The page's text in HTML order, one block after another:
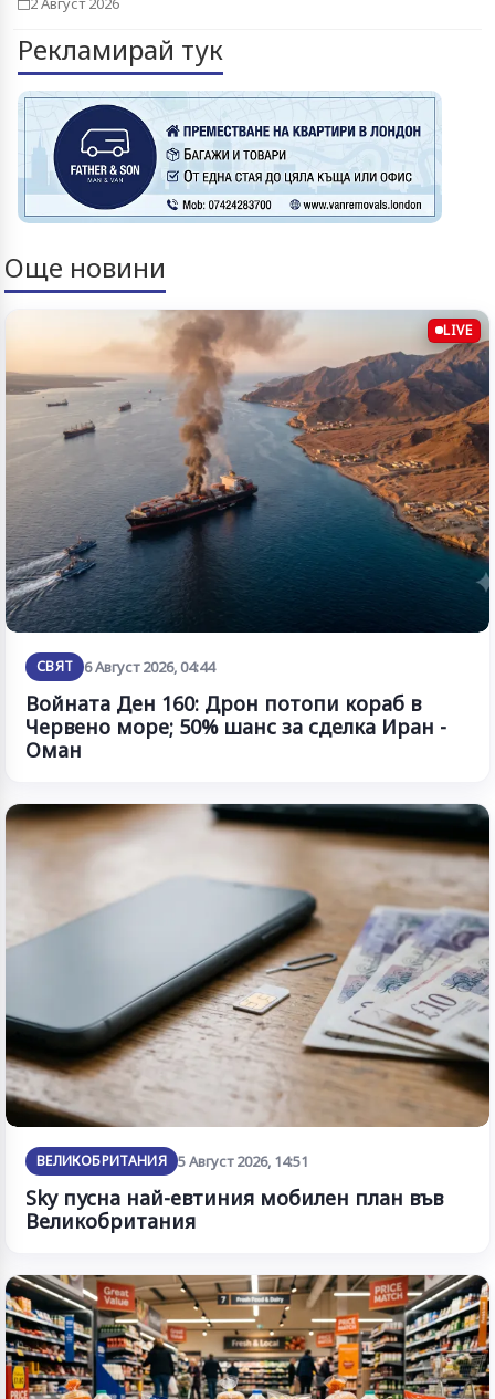
Рекламирай тук
Още новини
LIVE
СВЯТ 6 Август 2026, 04:44
Войната Ден 160: Дрон потопи кораб в
Червено море; 50% шанс за сделка Иран -
Оман
ВЕЛИКОБРИТАНИЯ 5 Август 2026, 14:51
Sky пусна най-евтиния мобилен план във
Великобритания